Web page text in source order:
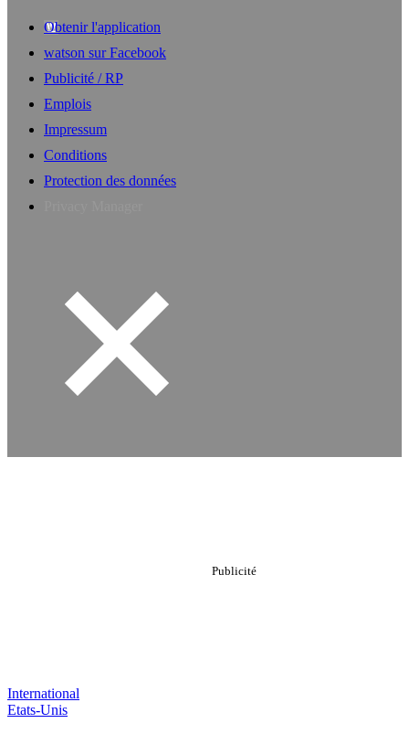
Obtenir l'application
watson sur Facebook
Publicité / RP
Emplois
Impressum
Conditions
Protection des données
International
Etats-Unis